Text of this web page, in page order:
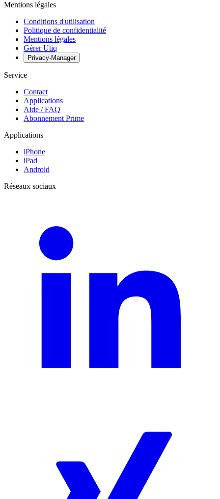
Mentions légales
Conditions d'utilisation
Politique de confidentialité
Mentions légales
Gérer Utiq
Privacy-Manager
Service
Contact
Applications
Aide / FAQ
Abonnement Prime
Applications
iPhone
iPad
Android
Réseaux sociaux